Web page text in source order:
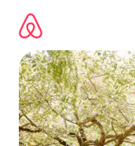
directement
contenu